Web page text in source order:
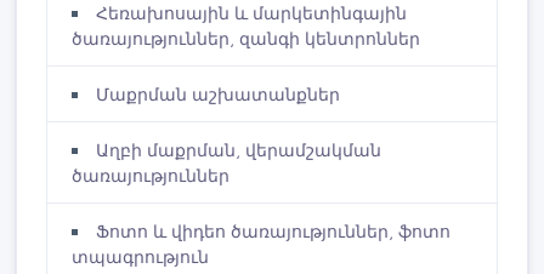
Հեռախոսային և մարկետինգային
ծառայություններ, զանգի կենտրոններ
Մաքրման աշխատանքներ
Աղբի մաքրման, վերամշակման
ծառայություններ
Ֆոտո և վիդեո ծառայություններ, ֆոտո
տպագրություն